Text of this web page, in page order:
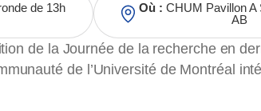
de 13h
Où : CHUM Pavillon A
AB
de la Journée de la recherche en
de l’Université de Montréal